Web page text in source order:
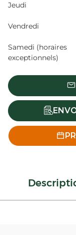
Jeudi
Vendredi
Samedi (horaires
exceptionnels)